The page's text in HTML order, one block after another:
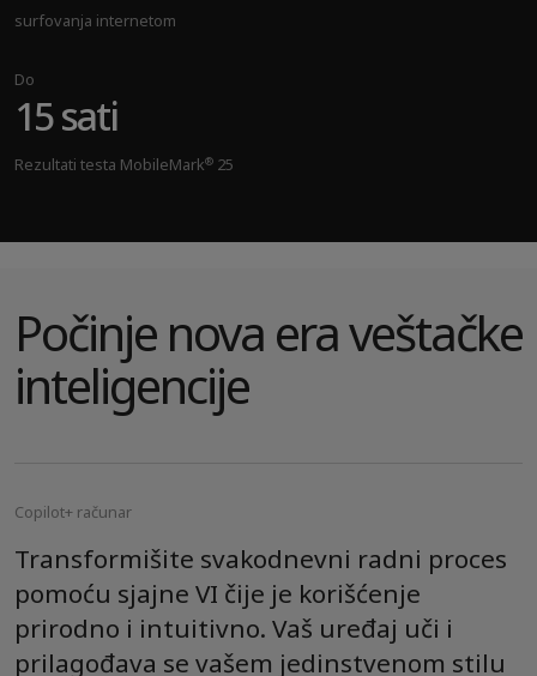
surfovanja internetom
Do
15 sati
Rezultati testa MobileMark® 25
Počinje nova era veštačke
inteligencije
Copilot+ računar
Transformišite svakodnevni radni proces
pomoću sjajne VI čije je korišćenje
prirodno i intuitivno. Vaš uređaj uči i
prilagođava se vašem jedinstvenom stilu